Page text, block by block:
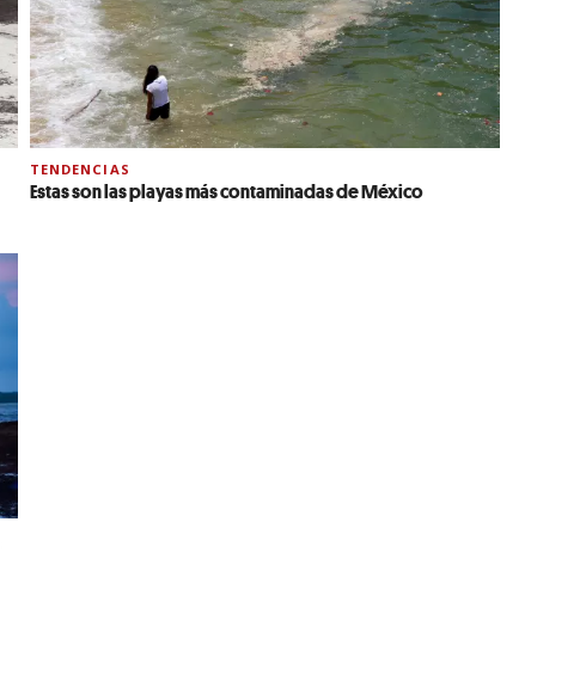
TENDENCIAS
Estas son las playas más contaminadas de México